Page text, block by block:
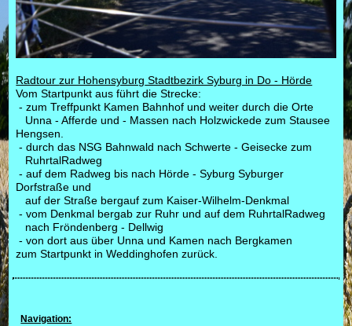
Radtourzur Hohensyburg Stadtbezirk Syburg in Do - Hörde
Vom Startpunkt aus führt die Strecke:
- zum Treffpunkt Kamen Bahnhof und weiter durch die Orte
Unna - Afferde und - Massen nach Holzwickede zum Stausee
Hengsen.
- durch das NSG Bahnwald nach Schwerte - Geisecke zum
RuhrtalRadweg
- auf dem Radweg bis nach Hörde - Syburg Syburger
Dorfstraße und
auf der Straße bergauf zum Kaiser-Wilhelm-Denkmal
- vom Denkmal bergab zur Ruhr und auf dem RuhrtalRadweg
nach Fröndenberg - Dellwig
- von dort aus über Unna und Kamen nach Bergkamen
zum Startpunkt in Weddinghofen zurück.
Navigation: